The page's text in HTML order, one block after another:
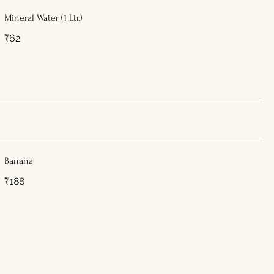
Mineral Water (1 Ltr.)
₹62
Banana
₹188